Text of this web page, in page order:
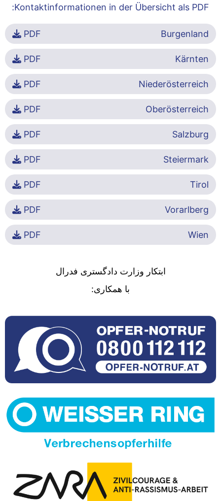
Kontaktinformationen in der Übersicht als PDF:
Burgenland
PDF
Kärnten
PDF
Niederösterreich
PDF
Oberösterreich
PDF
Salzburg
PDF
Steiermark
PDF
Tirol
PDF
Vorarlberg
PDF
Wien
PDF
ابتکار وزارت دادگستری فدرال
با همکاری: